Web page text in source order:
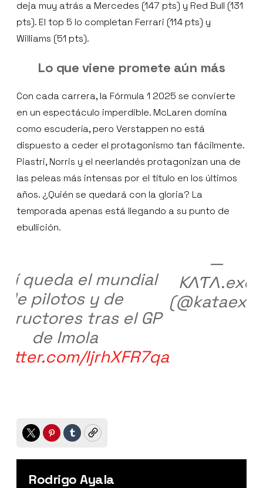
deja muy atrás a Mercedes (147 pts) y Red Bull (131
pts). El top 5 lo completan Ferrari (114 pts) y
Williams (51 pts).
Lo que viene promete aún más
Con cada carrera, la Fórmula 1 2025 se convierte
en un espectáculo imperdible. McLaren domina
como escudería, pero Verstappen no está
dispuesto a ceder el protagonismo tan fácilmente.
Piastri, Norris y el neerlandés protagonizan una de
las peleas más intensas por el título en los últimos
años. ¿Quién se quedará con la gloria? La
temporada apenas está llegando a su punto de
ebullición.
queda el mundial
de pilotos y de
tras el GP
de Imola
IjrhXFR7qa
—
KΛƬΛ.exe
(@kataexe)
TwitterPinterest
TumblrCopy
Rodrigo Ayala